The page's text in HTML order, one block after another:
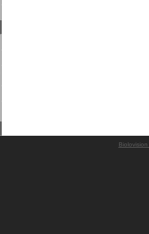
Biolovision